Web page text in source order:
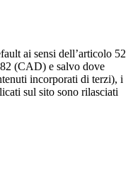
ai sensi dell’articolo 52
(CAD) e salvo dove
incorporati di terzi), i
sul sito sono rilasciati